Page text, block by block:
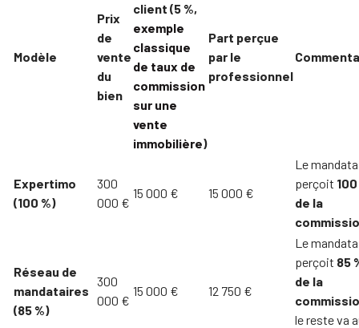
Modèle
Prix
de
vente
du
bien
client (5 %,
exemple
classique
de taux de
commission
sur une
vente
immobilière)
Part perçue
par le
professionnel
Expertimo
(100 %)
300
000 €
15 000 € 15 000 €
Le
perçoit
de la
Réseau de
mandataires
(85 %)
300
000 €
15 000 € 12 750 €
Le
perçoit 85
de la
le reste va